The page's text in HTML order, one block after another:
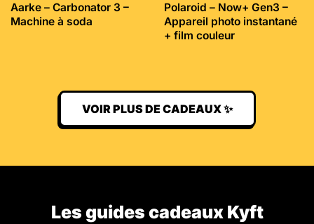
Aarke – Carbonator 3 –
Machine à soda
Polaroid – Now+ Gen3 –
Appareil photo instantané
+ film couleur
VOIR PLUS DE CADEAUX ✨
Les guides cadeaux Kyft​